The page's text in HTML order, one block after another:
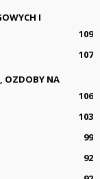
I
109
107
OZDOBY NA
106
103
99
92